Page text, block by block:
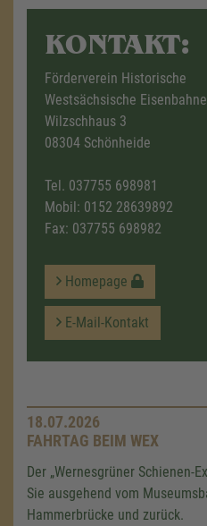
KONTAKT:
Förderverein Historische
Westsächsische
Wilzschhaus 3
08304 Schönheide
Tel. 037755 698981
Mobil: 0152 28639892
Fax: 037755 698982
Homepage
E-Mail-Kontakt
18.07.2026
FAHRTAG BEIM WEX
Der „Wernesgrüner Schienen-
Sie ausgehend vom
Hammerbrücke und zurück.